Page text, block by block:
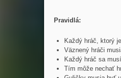
Pravidlá:
Každý hráč, ktorý
Väznený hráči
Každý hráč sa
Tím môže nechať